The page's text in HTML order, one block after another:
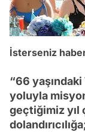
İsterseniz
“66
yoluyla
geçtiğimiz yıl